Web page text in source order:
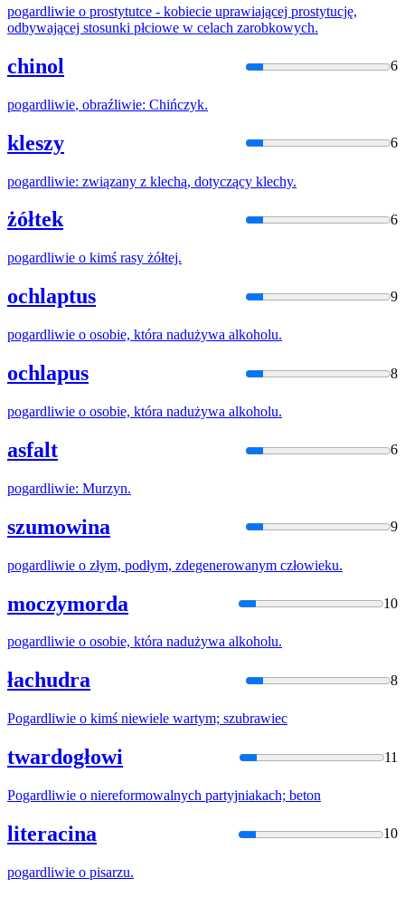
pogardliwie o prostytutce - kobiecie uprawiającej prostytucję,
odbywającej stosunki płciowe w celach zarobkowych.
chinol 6
pogardliwie, obraźliwie: Chińczyk.
kleszy 6
pogardliwie: związany z klechą, dotyczący klechy.
żółtek 6
pogardliwie o kimś rasy żółtej.
ochlaptus 9
pogardliwie o osobie, która nadużywa alkoholu.
ochlapus 8
pogardliwie o osobie, która nadużywa alkoholu.
asfalt 6
pogardliwie: Murzyn.
szumowina 9
pogardliwie o złym, podłym, zdegenerowanym człowieku.
moczymorda 10
pogardliwie o osobie, która nadużywa alkoholu.
łachudra 8
Pogardliwie o kimś niewiele wartym; szubrawiec
twardogłowi 11
Pogardliwie o niereformowalnych partyjniakach; beton
literacina 10
pogardliwie o pisarzu.